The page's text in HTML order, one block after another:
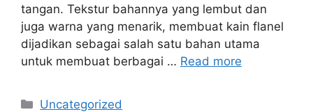
tangan. Tekstur bahannya yang lembut dan
juga warna yang menarik, membuat kain flanel
dijadikan sebagai salah satu bahan utama
untuk membuat berbagai … Read more
Categories
Uncategorized